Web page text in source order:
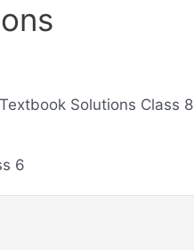
Solutions Class 8
6